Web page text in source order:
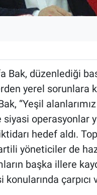
Bak, düzenlediği
yerel sorunlara
“Yeşil
operasyonlar
hedef aldı.
yöneticiler de
başka illere
çarpıcı